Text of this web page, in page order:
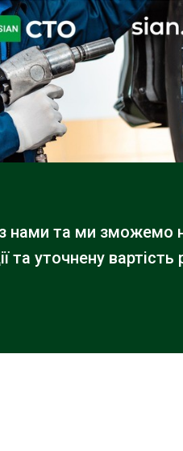
нами та ми зможемо
та уточнену вартість